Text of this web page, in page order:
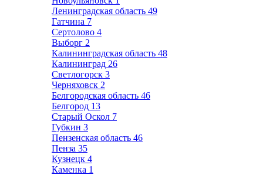
Ленинградская область 49
Гатчина 7
Сертолово 4
Выборг 2
Калининградская область 48
Калининград 26
Светлогорск 3
Черняховск 2
Белгородская область 46
Белгород 13
Старый Оскол 7
Губкин 3
Пензенская область 46
Пенза 35
Кузнецк 4
Каменка 1